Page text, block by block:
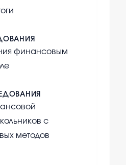
финансовым
с
методов